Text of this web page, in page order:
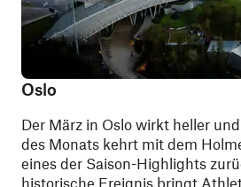
Oslo
Der März in Oslo wirkt heller
des Monats kehrt mit dem
eines der Saison-Highlights
historische Ereignis bringt